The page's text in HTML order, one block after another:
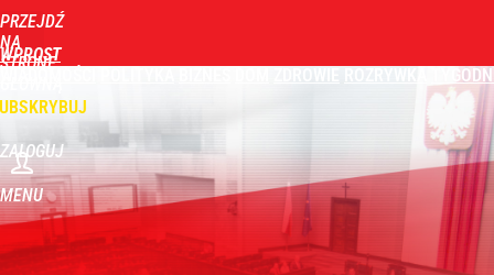
PRZEJDŹ
NA
STRONĘ
WPROST
ZALOGUJ
MENU